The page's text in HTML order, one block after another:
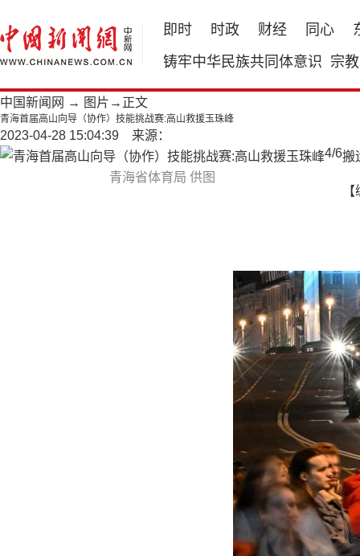
即时 时政 财经 同心
铸牢中华民族共同体意识 宗教
中国新闻网 → 图片 →正文
青海首届高山向导（协作）技能挑战赛:高山救援玉珠峰
2023-04-28 15:04:39 来源：
青海省体育局 供图
4/6搬